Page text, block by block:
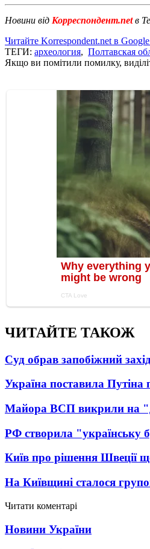
Новини від Корреспондент.netв
Читайте Korrespondent.net в
ТЕГИ: археология, Полтавская
Якщо ви помітили помилку,
ЧИТАЙТЕ ТАКОЖ
Суд обрав запобіжний
Україна поставила
Майора ВСП викрили на
РФ створила "українську
Київ про рішення Швеції
На Київщині сталося
Читати коментарі
Новини України